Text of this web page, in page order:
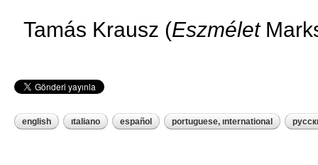
Tamás Krausz (Eszmélet
english italiano español portuguese, international